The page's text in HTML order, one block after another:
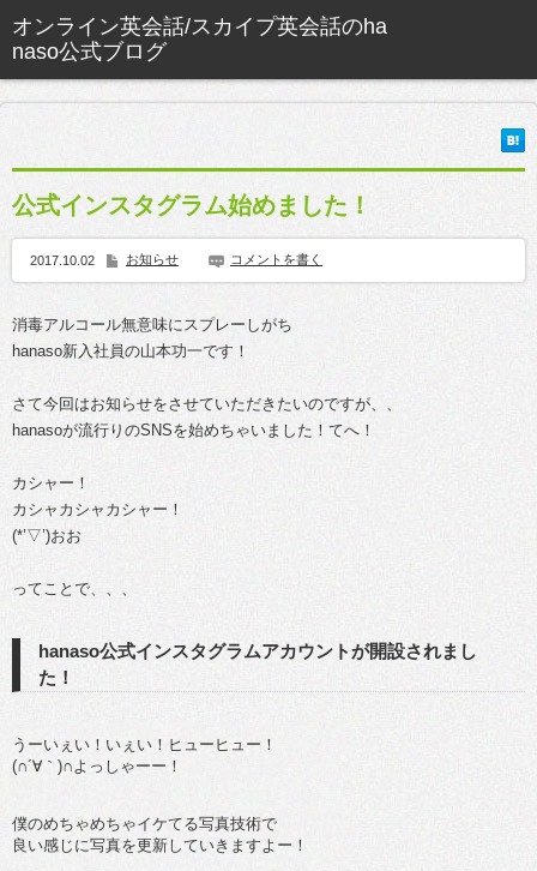
公式インスタグラム始めました！
2017.10.02 お知らせ コメントを書く
消毒アルコール無意味にスプレーしがち
hanaso新入社員の山本功一です！
さて今回はお知らせをさせていただきたいのですが、、
hanasoが流行りのSNSを始めちゃいました！てへ！
カシャー！
カシャカシャカシャー！
(*’▽’)おお
ってことで、、、
hanaso公式インスタグラムアカウントが開設されまし
た！
うーいぇい！いぇい！ヒューヒュー！
(∩´∀｀)∩よっしゃーー！
僕のめちゃめちゃイケてる写真技術で
良い感じに写真を更新していきますよー！